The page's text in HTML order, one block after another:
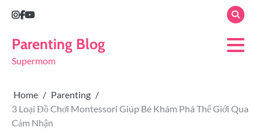
Parenting Blog
Supermom
Home
Parenting
3 Loại Đồ Chơi Montessori Giúp Bé Khám Phá Thế Giới Qua
Cảm Nhận